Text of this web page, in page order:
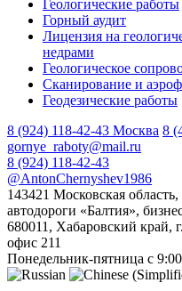
Геологические работы
Горный аудит
Лицензия на
недрами
Геологическое
Сканирование и
Геодезические работы
8 (924) 118-42-43 Москва 8
gornye_raboty@mail.ru
8 (924) 118-42-43
@AntonChernyshev1986
143421 Московская
автодороги «Балтия»,
680011, Хабаровский край,
офис 211
Понедельник-пятница с